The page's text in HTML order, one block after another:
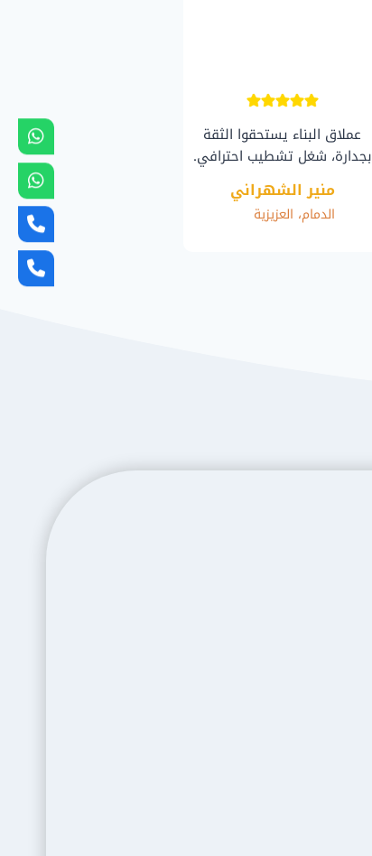
عملاق البناء يستحقوا الثقة
بجدارة، شغل تشطيب احترافي.
منير الشهراني
الدمام، العزيزية